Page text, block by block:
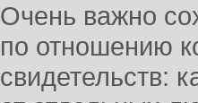
Очень важно
по отношению
свидетельств: